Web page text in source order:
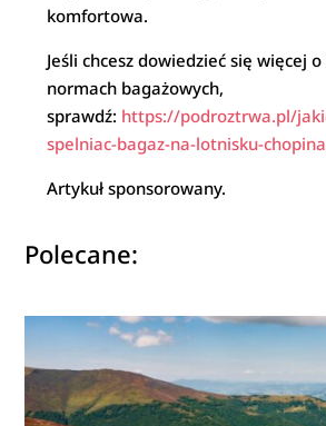
komfortowa.
Jeśli chcesz dowiedzieć się więcej o
normach bagażowych,
sprawdź: https://podroztrwa.pl/
spelniac-bagaz-na-lotnisku-
Artykuł sponsorowany.
Polecane: